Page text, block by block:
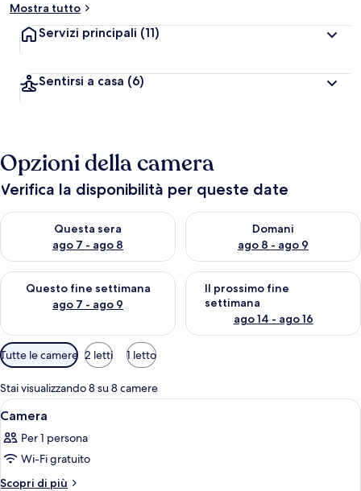
Mostra tutto
Servizi principali (11)
Sentirsi a casa (6)
Opzioni della camera
Verifica la disponibilità per queste date
Questa sera
ago 7 - ago 8
Verifica la disponibilità per questa sera, ago 7 - ago 8
Domani
ago 8 - ago 9
Verifica la disponibilità per
Questo fine settimana
ago 7 - ago 9
Verifica la disponibilità per questo fine settimana, ago 7 - ago
Il prossimo fine
settimana
ago 14 - ago 16
Verifica la disponibilità per il
Filtri
disponibili
per
le
camere
Tutte le camere 2 letti 1 letto
Stai visualizzando 8 su 8 camere
Apri
tutte
le
foto
per
Una camera da letto moderna con
15
Camera
Per 1 persona
Wi-Fi gratuito
Scopri di più
Altri